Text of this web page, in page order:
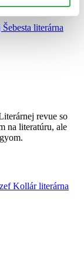
Šebesta literárna
revue so
na literatúru, ale
Kollárliterárna